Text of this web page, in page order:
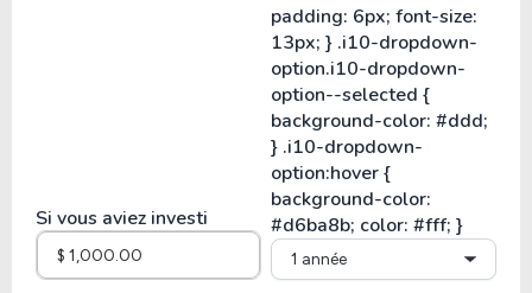
Si vous aviez investi
1 année